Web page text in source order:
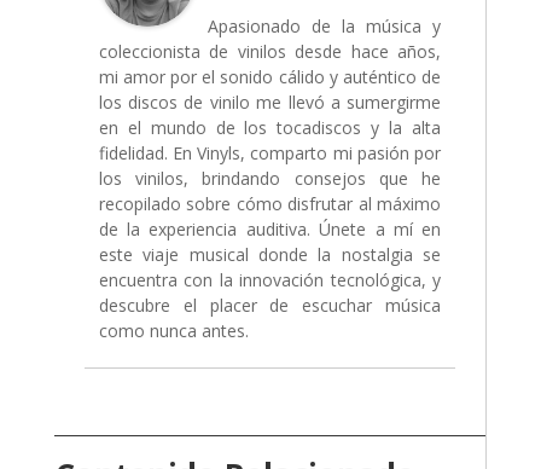
Apasionado de la música y
coleccionista de vinilos desde hace años,
mi amor por el sonido cálido y auténtico de
los discos de vinilo me llevó a sumergirme
en el mundo de los tocadiscos y la alta
fidelidad. En Vinyls, comparto mi pasión por
los vinilos, brindando consejos que he
recopilado sobre cómo disfrutar al máximo
de la experiencia auditiva. Únete a mí en
este viaje musical donde la nostalgia se
encuentra con la innovación tecnológica, y
descubre el placer de escuchar música
como nunca antes.